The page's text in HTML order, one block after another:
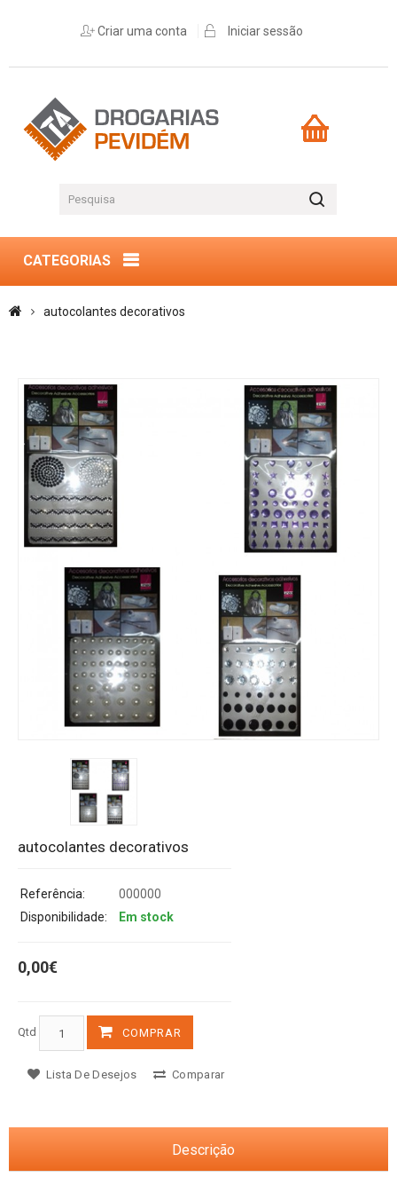
Criar uma conta Iniciar sessão
CATEGORIAS
autocolantes decorativos
autocolantes decorativos
Referência:
000000
Disponibilidade:
Em stock
0,00€
Qtd COMPRAR
Lista De Desejos Comparar
Descrição